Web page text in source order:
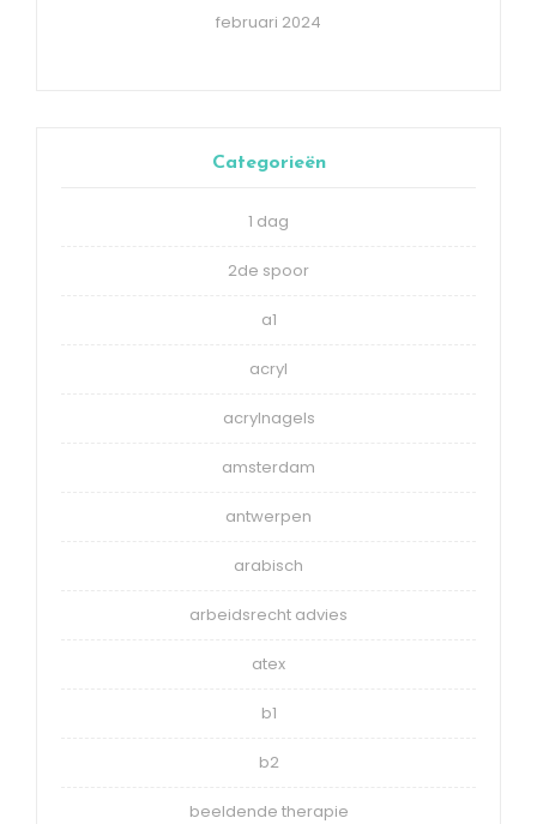
februari 2024
Categorieën
1 dag
2de spoor
a1
acryl
acrylnagels
amsterdam
antwerpen
arabisch
arbeidsrecht advies
atex
b1
b2
beeldende therapie